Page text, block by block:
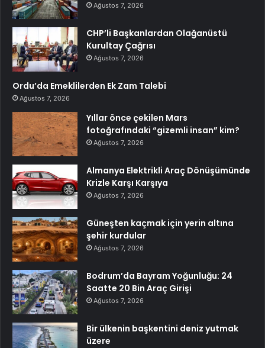
Ağustos 7, 2026
CHP’li Başkanlardan Olağanüstü
Kurultay Çağrısı
Ağustos 7, 2026
Ordu’da Emeklilerden Ek Zam Talebi
Ağustos 7, 2026
Yıllar önce çekilen Mars
fotoğrafındaki “gizemli insan” kim?
Ağustos 7, 2026
Almanya Elektrikli Araç Dönüşümünde
Krizle Karşı Karşıya
Ağustos 7, 2026
Güneşten kaçmak için yerin altına
şehir kurdular
Ağustos 7, 2026
Bodrum’da Bayram Yoğunluğu: 24
Saatte 20 Bin Araç Girişi
Ağustos 7, 2026
Bir ülkenin başkentini deniz yutmak
üzere